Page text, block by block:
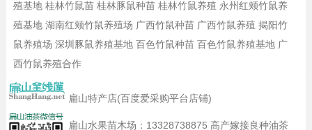
殖基地 桂林竹鼠苗 桂林豚鼠种苗 桂林竹鼠养殖 永州红颊竹鼠养
殖基地 湖南红颊竹鼠养殖场 广西竹鼠种苗 广西竹鼠养殖 揭阳竹
鼠养殖场 深圳豚鼠养殖基地 百色竹鼠种苗 百色竹鼠养殖基地 广
西竹鼠养殖合作
扁山特产店(百度爱采购平台店铺)
扁山水果苗木场： 13328738875 高产嫁接良种油茶